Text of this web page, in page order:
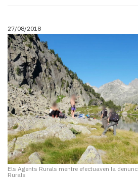
27/08/2018
Els Agents Rurals mentre efectuaven la
Rurals